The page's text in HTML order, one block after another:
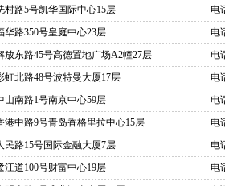
村路5号凯华国际中心15层
电
华路350号皇庭中心23层
电
放东路45号高德置地广场A2幢27层
电
虹北路48号波特曼大厦17层
电
山南路1号南京中心59层
电
港中路9号青岛香格里拉中心15层
电
民路15号国际金融大厦7层
电
江道100号财富中心19层
电